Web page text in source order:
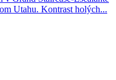
Utahu. Kontrast holých...